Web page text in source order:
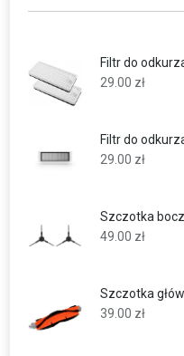
Filtr do
29.00 zł
Filtr do
29.00 zł
Szczotka
49.00 zł
Szczotka
39.00 zł